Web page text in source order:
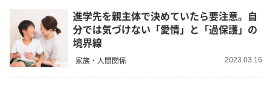
進学先を親主体で決めていたら要注意。自
分では気づけない「愛情」と「過保護」の
境界線
家族・人間関係 2023.03.16